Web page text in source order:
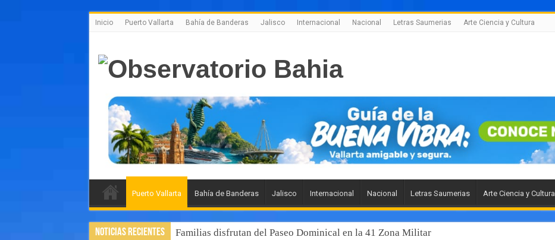
Inicio Puerto Vallarta Bahía de Banderas Jalisco Internacional Nacional Letras Saumerias Arte Ciencia y Cultura
Puerto Vallarta Bahía de Banderas Jalisco Internacional Nacional Letras Saumerias Arte Ciencia y Cultura
Noticias Recientes Familias disfrutan del Paseo Dominical en la 41 Zona Militar